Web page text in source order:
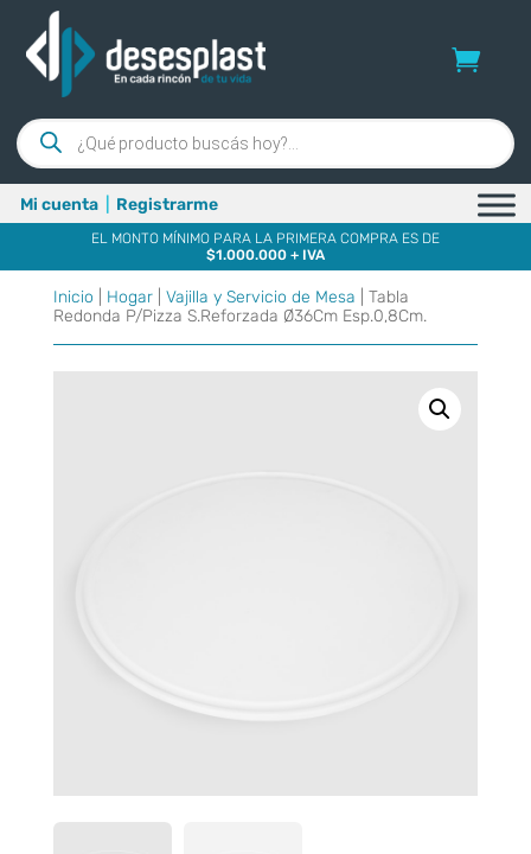
Búsqueda
de
productos
Mi cuenta Registrarme
EL MONTO MÍNIMO PARA LA PRIMERA COMPRA ES DE
$1.000.000 + IVA
Inicio Hogar| Vajilla y Servicio de Mesa | Tabla
Redonda P/Pizza S.Reforzada Ø36Cm Esp.0,8Cm.